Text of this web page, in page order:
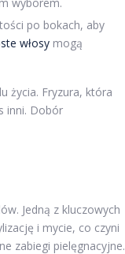
po bokach, aby
włosy mogą
życia. Fryzura, która
inni. Dobór
Jedną z kluczowych
i mycie, co czyni
zabiegi pielęgnacyjne.